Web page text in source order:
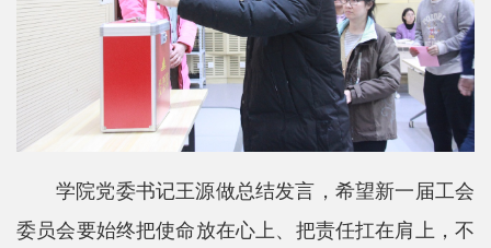
学院党委书记王源做总结发言，希望新一届工会
委员会要始终把使命放在心上、把责任扛在肩上，不